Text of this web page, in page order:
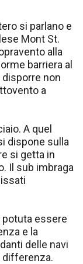
si parlano e
Mont St.
alla
barriera al
disporre non
a
A quel
dispone sulla
si getta in
Il sub imbraga
essere
e la
delle navi
differenza.